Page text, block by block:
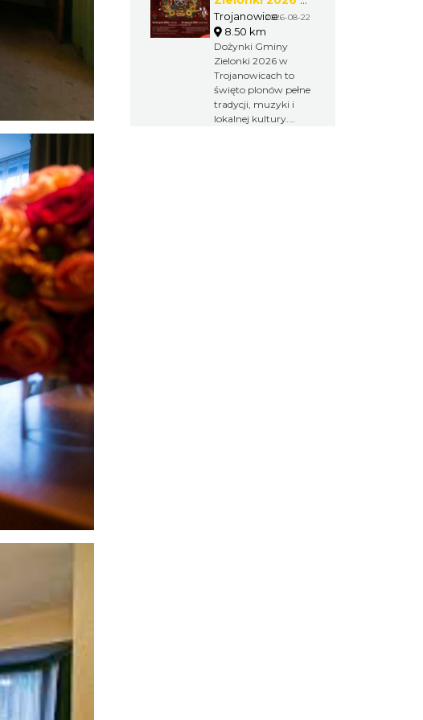
Trojanowicach
Trojanowice2026-08-22
8.50 km
Dożynki Gminy
Zielonki 2026 w
Trojanowicach to
święto plonów pełne
tradycji, muzyki i
lokalnej kultury.